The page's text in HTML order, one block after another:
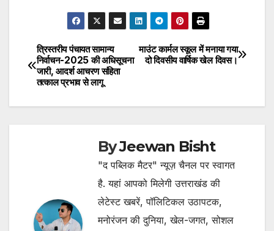
Post
navigation
माउंट कार्मल स्कूल में मनाया गया
दो दिवसीय वार्षिक खेल दिवस।
त्रिस्तरीय पंचायत सामान्य
निर्वाचन-2025 की अधिसूचना
जारी, आदर्श आचरण संहिता
तत्काल प्रभाव से लागू
ByJeewan Bisht
"द पब्लिक मैटर" न्यूज़ चैनल पर स्वागत
है. यहां आपको मिलेगी उत्तराखंड की
लेटेस्ट खबरें, पॉलिटिकल उठापटक,
मनोरंजन की दुनिया, खेल-जगत, सोशल